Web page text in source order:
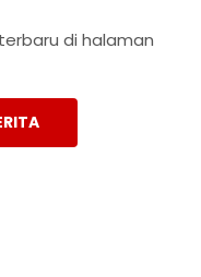
di halaman